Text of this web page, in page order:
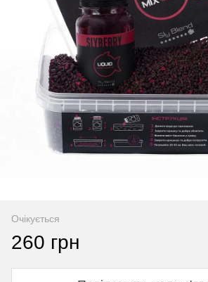
Очікується
260 грн